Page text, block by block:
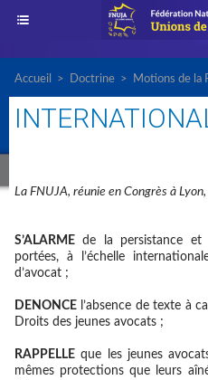
Accueil > Doctrine > Motions de la
La FNUJA, réunie en Congrès à
S’ALARME de la persistance et
portées, à l’échelle
d’avocat ;
DENONCE l’absence de texte à
Droits des jeunes avocats ;
RAPPELLE que les jeunes
mêmes protections que leurs